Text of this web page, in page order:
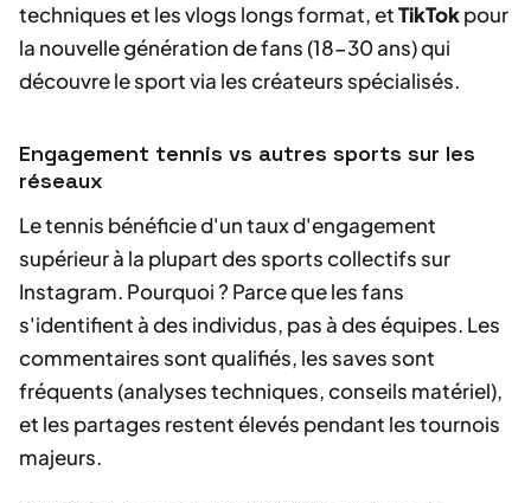
techniques et les vlogs longs format, etTikTokpour
la nouvelle génération de fans (18-30 ans) qui
découvre le sport via les créateurs spécialisés.
Engagement tennis vs autres sports sur les
réseaux
Le tennis bénéficie d'un taux d'engagement
supérieur à la plupart des sports collectifs sur
Instagram. Pourquoi ? Parce que les fans
s'identifient à des individus, pas à des équipes. Les
commentaires sont qualifiés, les saves sont
fréquents (analyses techniques, conseils matériel),
et les partages restent élevés pendant les tournois
majeurs.